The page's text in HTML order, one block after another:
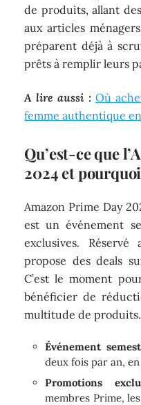
de produits, allant
aux articles
préparent déjà à
prêts à remplir leurs
A lire aussi : Où
femme authentique
Qu’est-ce que
2024 et
Amazon Prime Day
est un événement
exclusives.
propose des deals
C’est le moment
bénéficier de
multitude de produits.
Événement
deux fois par an,
Promotions
membres Prime,